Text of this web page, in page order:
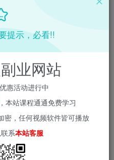
提示，必看!!
业网站
优惠活动进行中
，本站课程通通免费学习
密，任何视频软件皆可播放
系本站客服